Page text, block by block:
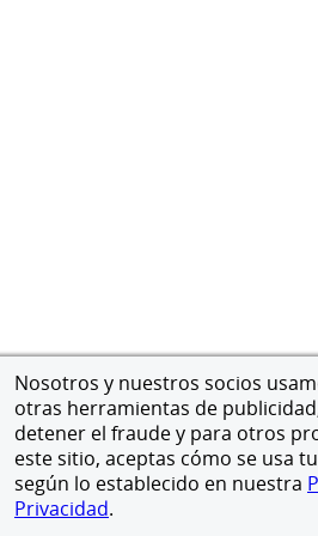
Nosotros y nuestros socios
otras herramientas de
detener el fraude y para otros
este sitio, aceptas cómo se usa
según lo establecido en nuestra
Privacidad.